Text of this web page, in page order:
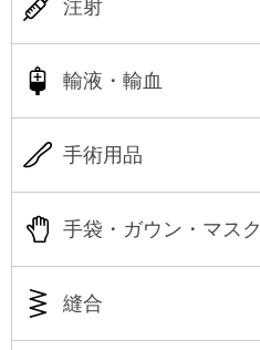
注射
輸液・輸血
手術用品
手袋・ガウン・マスク
縫合